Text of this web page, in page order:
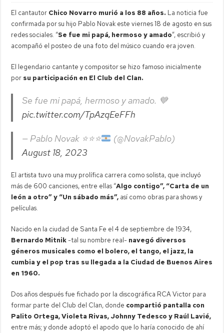
El cantautor Chico Novarro murió a los 88 años. La noticia fue
confirmada por su hijo Pablo Novak este viernes 18 de agosto en sus
redes sociales. “Se fue mi papá, hermoso y amado”, escribió y
acompañó el posteo de una foto del músico cuando era joven.
El legendario cantante y compositor se hizo famoso inicialmente
por su participación en El Club del Clan.
Se fue mi papá, hermoso y amado. 💙
pic.twitter.com/TpAzqEeFFh
— Pablo Novak ⭐️⭐️⭐️
(@NovakPablo)
August 18, 2023
El artista tuvo una muy prolífica carrera como solista, que incluyó
más de 600 canciones, entre ellas “Algo contigo”, “Carta de un
león a otro” y “Un sábado más”, así como obras para shows y
películas.
Nacido en la ciudad de Santa Fe el 4 de septiembre de 1934,
Bernardo Mitnik-tal su nombre real- navegó diversos
géneros musicales como el bolero, el tango, el jazz, la
cumbia y el pop tras su llegada a la Ciudad de Buenos Aires
en 1960.
Dos años después fue fichado por la discográfica RCA Victor para
formar parte del Club del Clan, donde compartió pantalla con
Palito Ortega, Violeta Rivas, Johnny Tedesco y Raúl Lavié,
entre más; y donde adoptó el apodo que lo haría conocido de ahí